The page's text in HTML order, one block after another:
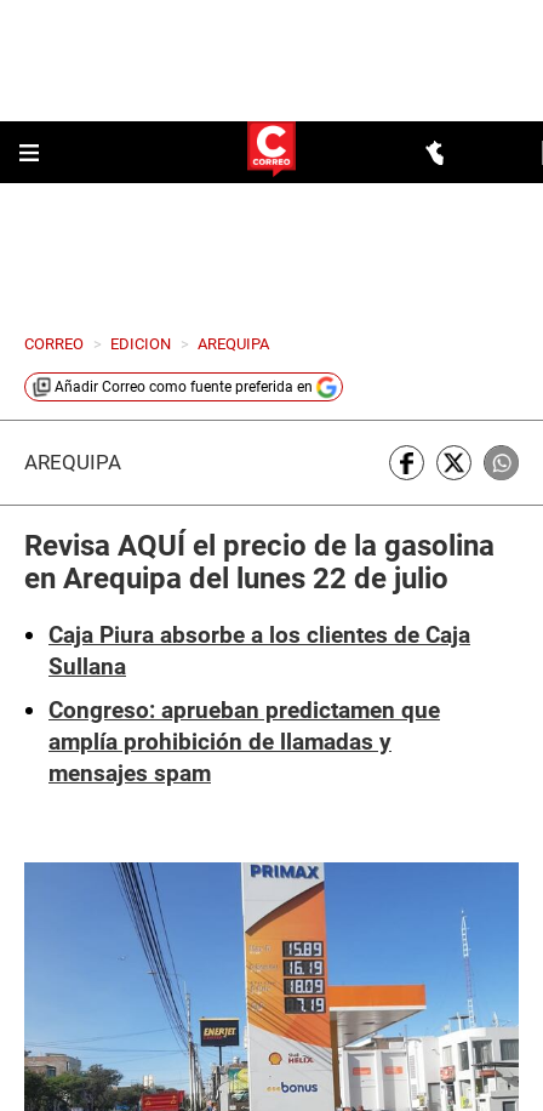
CORREO > EDICION > AREQUIPA
Añadir Correo como fuente preferida en
AREQUIPA
Revisa AQUÍ el precio de la gasolina
en Arequipa del lunes 22 de julio
Caja Piura absorbe a los clientes de Caja
Sullana
Congreso: aprueban predictamen que
amplía prohibición de llamadas y
mensajes spam